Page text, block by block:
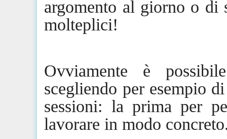
argomento al giorno o di
molteplici!
Ovviamente è
scegliendo per esempio
sessioni: la prima per
lavorare in modo